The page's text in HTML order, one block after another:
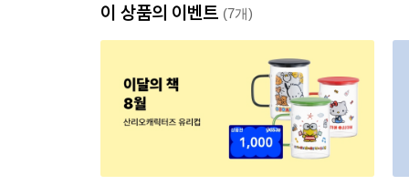
이 상품의 이벤트 (7개)